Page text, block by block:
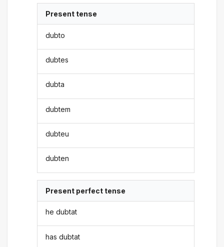
Present tense
dubto
dubtes
dubta
dubtem
dubteu
dubten
Present perfect tense
he dubtat
has dubtat